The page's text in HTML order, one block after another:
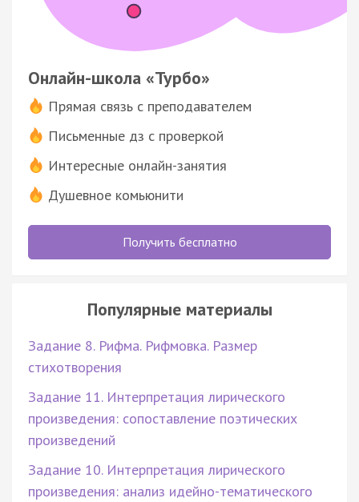
Онлайн-школа «Турбо»
Прямая связь с преподавателем
Письменные дз с проверкой
Интересные онлайн-занятия
Душевное комьюнити
Получить бесплатно
Популярные материалы
Задание 8. Рифма. Рифмовка. Размер
стихотворения
Задание 11. Интерпретация лирического
произведения: сопоставление поэтических
произведений
Задание 10. Интерпретация лирического
произведения: анализ идейно-тематического